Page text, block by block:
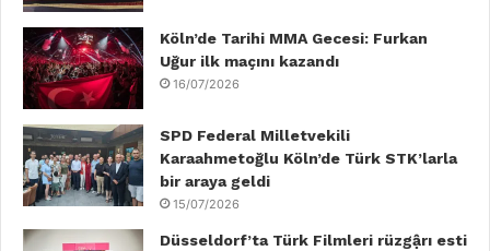
Köln’de Tarihi MMA Gecesi: Furkan
Uğur ilk maçını kazandı
16/07/2026
SPD Federal Milletvekili
Karaahmetoğlu Köln’de Türk STK’larla
bir araya geldi
15/07/2026
Düsseldorf’ta Türk Filmleri rüzgậrı esti